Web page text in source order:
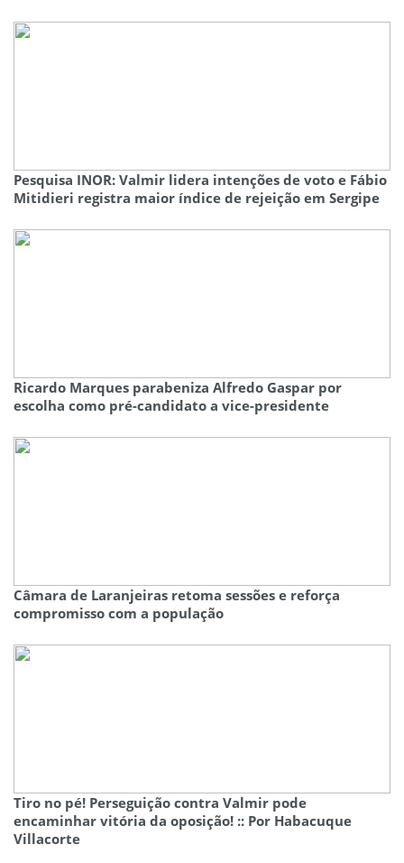
Pesquisa INOR: Valmir lidera intenções de voto e Fábio
Mitidieri registra maior índice de rejeição em Sergipe
Ricardo Marques parabeniza Alfredo Gaspar por
escolha como pré-candidato a vice-presidente
Câmara de Laranjeiras retoma sessões e reforça
compromisso com a população
Tiro no pé! Perseguição contra Valmir pode
encaminhar vitória da oposição! :: Por Habacuque
Villacorte